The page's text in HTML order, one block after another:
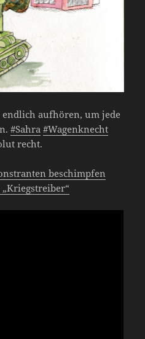
aufhören, um jede
#Sahra #Wagenknecht
recht.
beschimpfen